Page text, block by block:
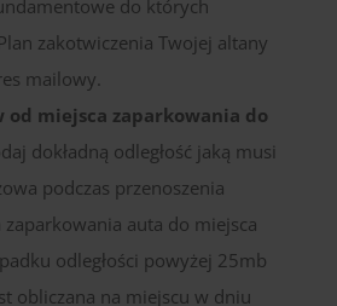
do których
zakotwiczenia Twojej altany
mailowy.
od miejsca zaparkowania do
dokładną odległość jaką musi
podczas przenoszenia
auta do miejsca
odległości powyżej 25mb
obliczana na miejscu w dniu